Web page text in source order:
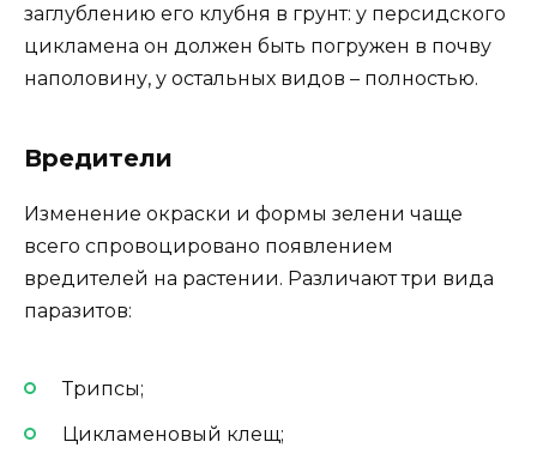
заглублению его клубня в грунт: у персидского
цикламена он должен быть погружен в почву
наполовину, у остальных видов – полностью.
Вредители
Изменение окраски и формы зелени чаще
всего спровоцировано появлением
вредителей на растении. Различают три вида
паразитов:
Трипсы;
Цикламеновый клещ;